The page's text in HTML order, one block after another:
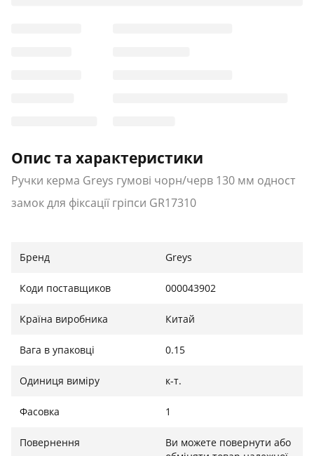
Опис та характеристики
Ручки керма Greys гумові чорн/черв 130 мм одност
замок для фіксації гріпси GR17310
Бренд Greys
Коди поставщиков 000043902
Країна виробника Китай
Вага в упаковці 0.15
Одиниця виміру к-т.
Фасовка 1
Повернення
Ви можете повернути або